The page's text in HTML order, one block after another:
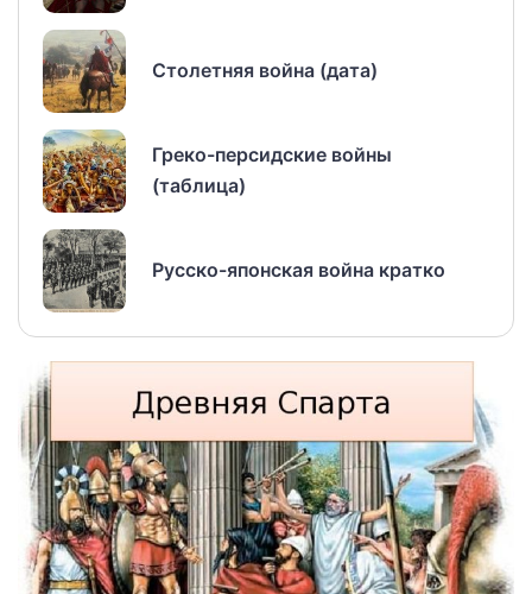
Столетняя война (дата)
Греко-персидские войны
(таблица)
Русско-японская война кратко